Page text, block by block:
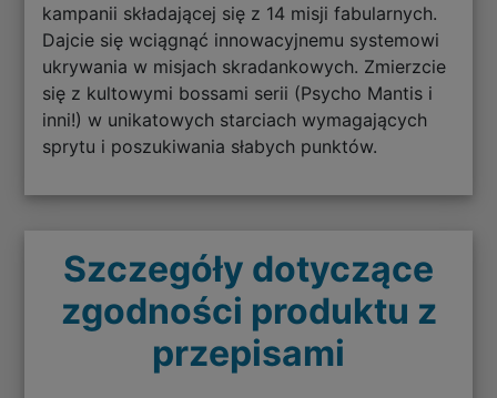
kampanii składającej się z 14 misji fabularnych.
Dajcie się wciągnąć innowacyjnemu systemowi
ukrywania w misjach skradankowych. Zmierzcie
się z kultowymi bossami serii (Psycho Mantis i
inni!) w unikatowych starciach wymagających
sprytu i poszukiwania słabych punktów.
Szczegóły dotyczące
zgodności produktu z
przepisami